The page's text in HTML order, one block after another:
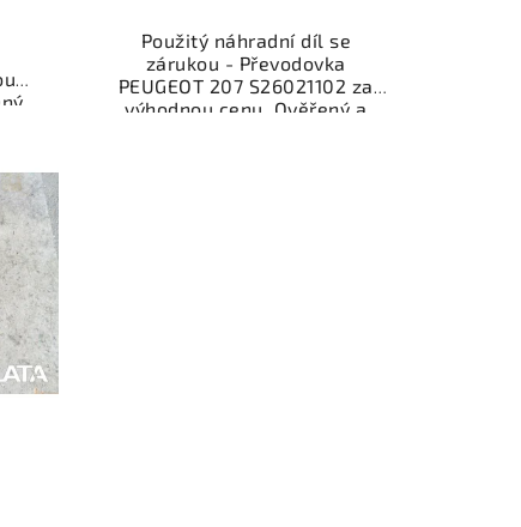
Použitý náhradní díl se
zárukou - Převodovka
PEUGEOT 207 S26021102 za
výhodnou cenu. Ověřený a